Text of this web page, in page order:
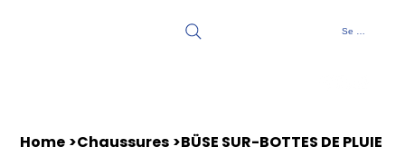
Se connecter
Home >Chaussures >BÜSE SUR-BOTTES DE PLUIE